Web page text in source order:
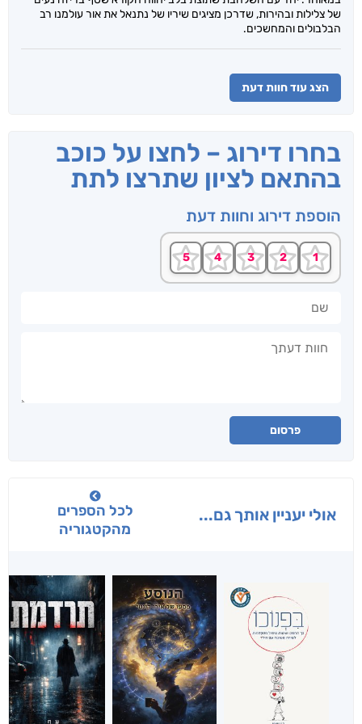
של צלילות ובהירות, שדרכן מציגים שיריו של נתנאל את אור עולמנו רב
הבלבולים והמחשכים.
הצג עוד חוות דעת
בחרו דירוג – לחצו על כוכב
בהתאם לציון שתרצו לתת
הוספת דירוג וחוות דעת
פרסום
אולי יעניין אותך גם...
לכל הספרים
מהקטגוריה